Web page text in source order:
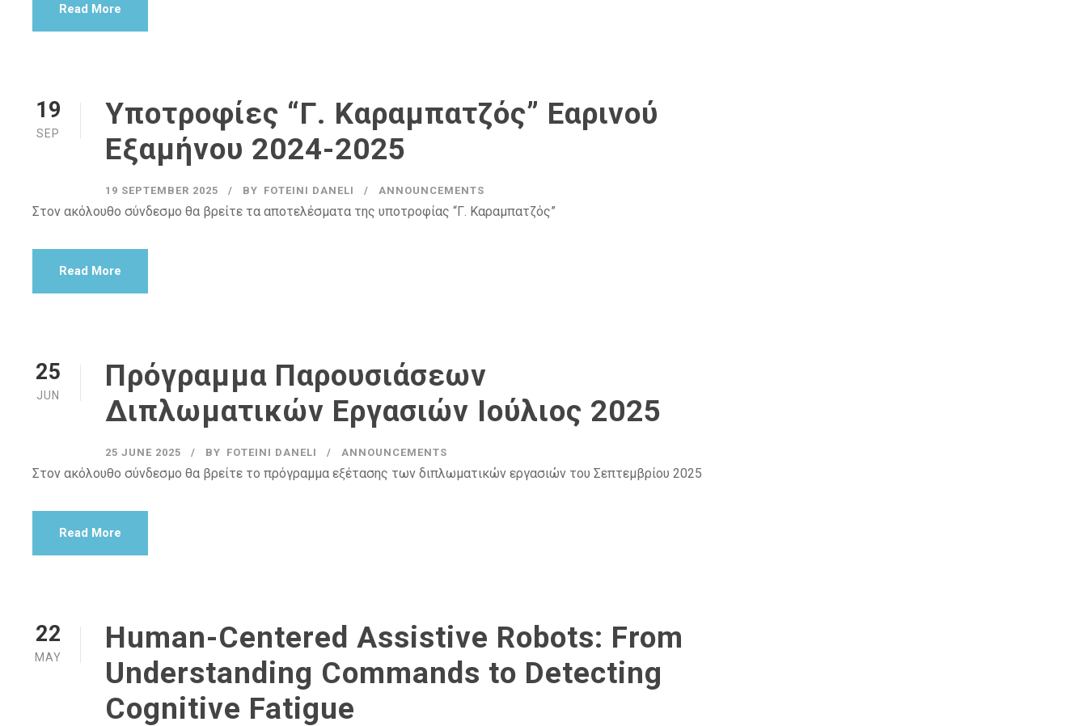
Read More
19
SEP
Υποτροφίες “Γ. Καραμπατζός” Εαρινού
Εξαμήνου 2024-2025
19 SEPTEMBER 2025 BY FOTEINI DANELI ANNOUNCEMENTS
Στον ακόλουθο σύνδεσμο θα βρείτε τα αποτελέσματα της υποτροφίας “Γ. Καραμπατζός”
Read More
25
JUN
Πρόγραμμα Παρουσιάσεων
Διπλωματικών Εργασιών Ιούλιος 2025
25 JUNE 2025 BY FOTEINI DANELI ANNOUNCEMENTS
Στον ακόλουθο σύνδεσμο θα βρείτε το πρόγραμμα εξέτασης των διπλωματικών εργασιών του Σεπτεμβρίου 2025
Read More
22
MAY
Human-Centered Assistive Robots: From
Understanding Commands to Detecting
Cognitive Fatigue